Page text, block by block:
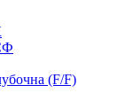
(F/F)